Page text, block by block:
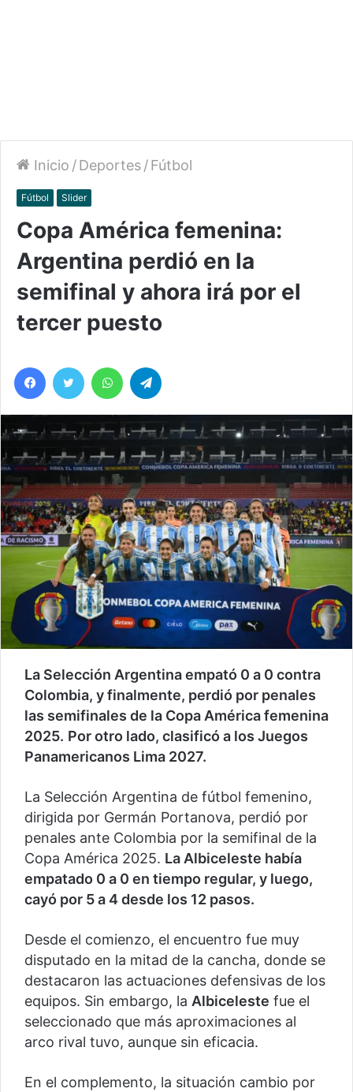
Inicio /Deportes/Fútbol
Fútbol Slider
Copa América femenina:
Argentina perdió en la
semifinal y ahora irá por el
tercer puesto
Facebook
Twitter WhatsApp
La Selección Argentina empató 0 a 0 contra
Colombia, y finalmente, perdió por penales
las semifinales de la Copa América femenina
2025. Por otro lado, clasificó a los Juegos
Panamericanos Lima 2027.
La Selección Argentina de fútbol femenino,
dirigida por Germán Portanova, perdió por
penales ante Colombia por la semifinal de la
Copa América 2025. La Albiceleste había
empatado 0 a 0 en tiempo regular, y luego,
cayó por 5 a 4 desde los 12 pasos.
Desde el comienzo, el encuentro fue muy
disputado en la mitad de la cancha, donde se
destacaron las actuaciones defensivas de los
equipos. Sin embargo, la Albiceleste fue el
seleccionado que más aproximaciones al
arco rival tuvo, aunque sin eficacia.
En el complemento, la situación cambio por